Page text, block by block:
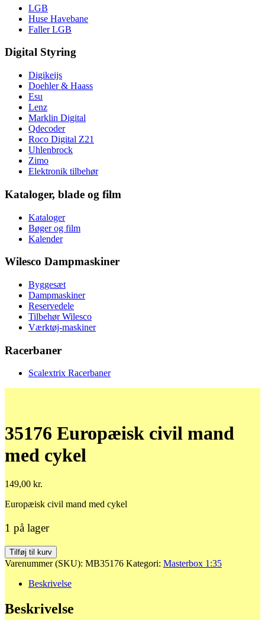
LGB
Huse Havebane
Faller LGB
Digital Styring
Digikeijs
Doehler & Haass
Esu
Lenz
Marklin Digital
Qdecoder
Roco Digital Z21
Uhlenbrock
Zimo
Elektronik tilbehør
Kataloger, blade og film
Kataloger
Bøger og film
Kalender
Wilesco Dampmaskiner
Byggesæt
Dampmaskiner
Reservedele
Tilbehør Wilesco
Værktøj-maskiner
Racerbaner
Scalextrix Racerbaner
35176 Europæisk civil mand
med cykel
149,00 kr.
Europæisk civil mand med cykel
1 på lager
35176
Europæisk
mand
cykel
antal
Tilføj til kurv
Varenummer (SKU): MB35176 Kategori: Masterbox 1:35
Beskrivelse
Beskrivelse